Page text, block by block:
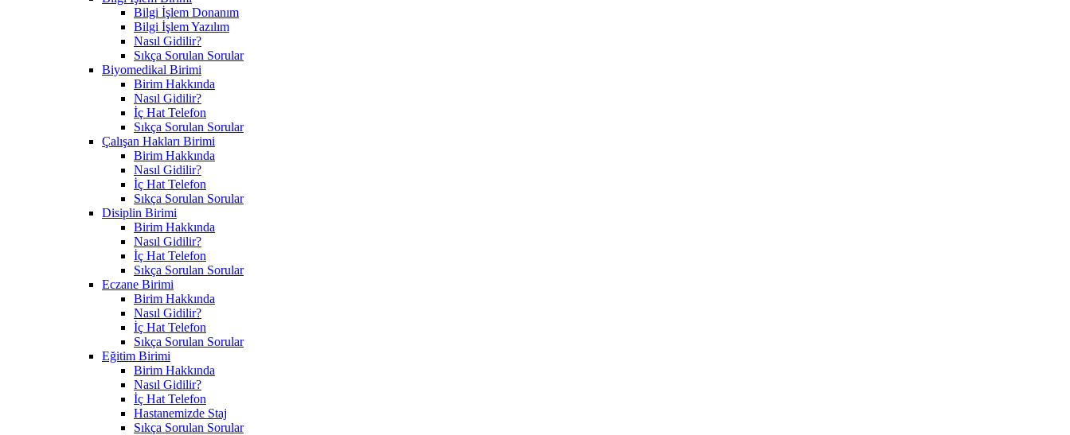
Bilgi İşlem Donanım
Bilgi İşlem Yazılım
Nasıl Gidilir?
Sıkça Sorulan Sorular
Biyomedikal Birimi
Birim Hakkında
Nasıl Gidilir?
İç Hat Telefon
Sıkça Sorulan Sorular
Çalışan Hakları Birimi
Birim Hakkında
Nasıl Gidilir?
İç Hat Telefon
Sıkça Sorulan Sorular
Disiplin Birimi
Birim Hakkında
Nasıl Gidilir?
İç Hat Telefon
Sıkça Sorulan Sorular
Eczane Birimi
Birim Hakkında
Nasıl Gidilir?
İç Hat Telefon
Sıkça Sorulan Sorular
Eğitim Birimi
Birim Hakkında
Nasıl Gidilir?
İç Hat Telefon
Hastanemizde Staj
Sıkça Sorulan Sorular